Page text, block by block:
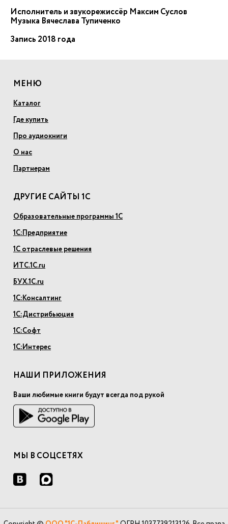
Исполнитель и звукорежиссёр Максим Суслов
Музыка Вячеслава Тупиченко
Запись 2018 года
МЕНЮ
Каталог
Где купить
Про аудиокниги
О нас
Партнерам
ДРУГИЕ САЙТЫ 1С
Образовательные программы 1С
1С:Предприятие
1С отраслевые решения
ИТС.1С.ru
БУХ.1С.ru
1С:Консалтинг
1С:Дистрибьюция
1С:Софт
1С:Интерес
НАШИ ПРИЛОЖЕНИЯ
Ваши любимые книги будут всегда под рукой
МЫ В СОЦСЕТЯХ